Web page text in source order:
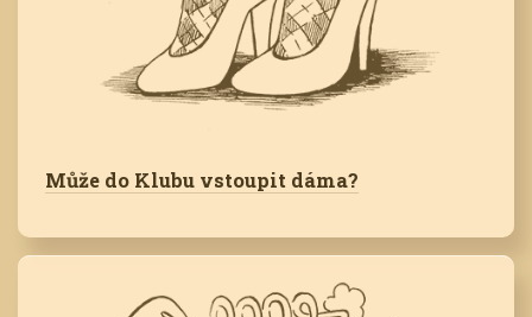
Může do Klubu vstoupit dáma?